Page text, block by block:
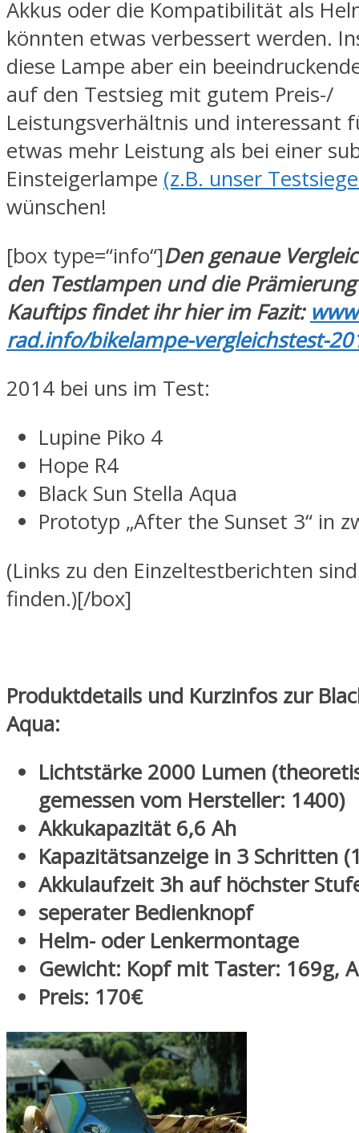
Akkus oder die Kompatibilität als
könnten etwas verbessert werden.
diese Lampe aber ein
auf den Testsieg mit gutem Preis-/
Leistungsverhältnis und interessant
etwas mehr Leistung als bei einer
Einsteigerlampe (z.B. unser
wünschen!
[box type=“info“]Den genaue
den Testlampen und die
Kauftips findet ihr hier im Fazit:
rad.info/bikelampe-vergleichstest-
2014 bei uns im Test:
Lupine Piko 4
Hope R4
Black Sun Stella Aqua
Prototyp „After the Sunset 3“ in
(Links zu den Einzeltestberichten
finden.)[/box]
Produktdetails und Kurzinfos zur
Aqua:
Lichtstärke 2000 Lumen
gemessen vom Hersteller: 1400)
Akkukapazität 6,6 Ah
Kapazitätsanzeige in 3 Schritten
Akkulaufzeit 3h auf höchster
seperater Bedienknopf
Helm- oder Lenkermontage
Gewicht: Kopf mit Taster: 169g,
Preis: 170€